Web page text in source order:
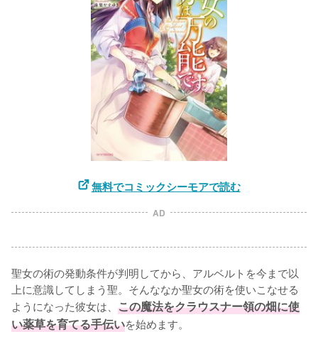
無料でコミックシーモアで読む
AD
聖女の術の発動条件が判明してから、アルベルトを今まで以
上に意識してしまう聖。そんななか聖女の術を使いこなせる
ようになった彼女は、 この魔法をクラウスナー領の畑に使
い薬草を育てる手伝いを始めます。